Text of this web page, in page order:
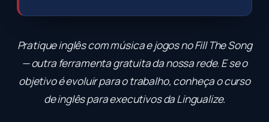
Pratique inglês com música e jogos noFill The Song
— outra ferramenta gratuita da nossa rede. E se o
objetivo é evoluir para o trabalho, conheça ocurso
de inglês para executivosda Lingualize.